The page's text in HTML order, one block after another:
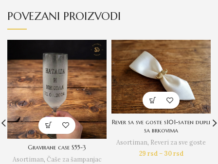
POVEZANI PROIZVODI
Gravirane case S55-3
Asortiman, Čaše za šampanjac
Rever sa sve goste s101-saten dupli
sa brkovima
Asortiman, Reveri za sve goste
29 rsd – 30rsd